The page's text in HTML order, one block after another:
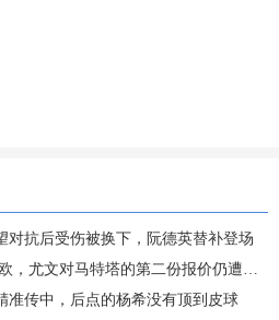
对抗后受伤被换下，阮德英替补登场
尤文对马特塔的第二份报价仍遭拒绝
准传中，后点的杨希没有顶到皮球